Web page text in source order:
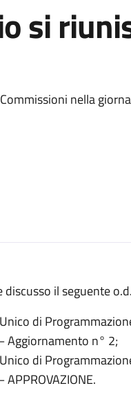
si
nella
discusso il seguente
di
Aggiornamento n° 2;
di